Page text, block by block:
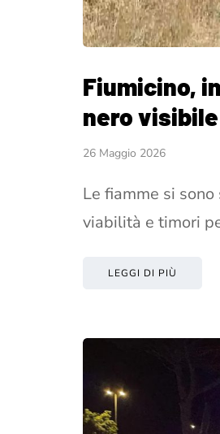
Fiumicino,
nero
26 Maggio 2026
Le fiamme si
viabilità e timori
LEGGI DI PIÙ